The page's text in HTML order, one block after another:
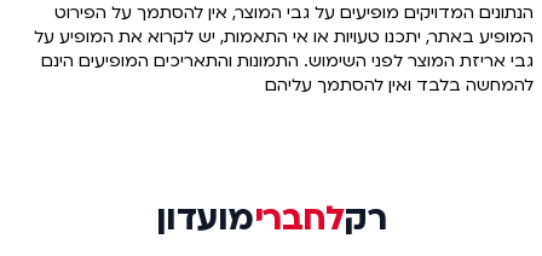
הנתונים המדויקים מופיעים על גבי המוצר, אין להסתמך על הפירוט
המופיע באתר, יתכנו טעויות או אי התאמות, יש לקרוא את המופיע על
גבי אריזת המוצר לפני השימוש. התמונות והתאריכים המופיעים הינם
להמחשה בלבד ואין להסתמך עליהם
רקלחברימועדון